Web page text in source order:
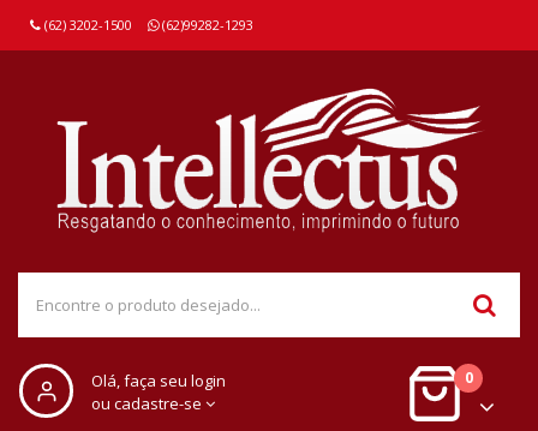
(62) 3202-1500 (62)99282-1293
Olá, faça seu login
ou cadastre-se
0